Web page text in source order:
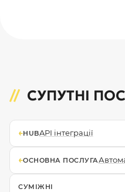
СУПУТНІ
←HUBAPI інтеграції
←ОСНОВНА ПОСЛУГА
СУМІЖНІ